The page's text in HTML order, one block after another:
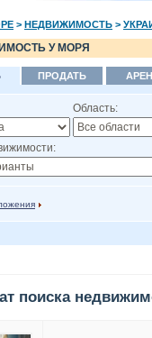
> НЕДВИЖИМОСТЬ >
У МОРЯ
ПРОДАТЬ
Область:
поиска